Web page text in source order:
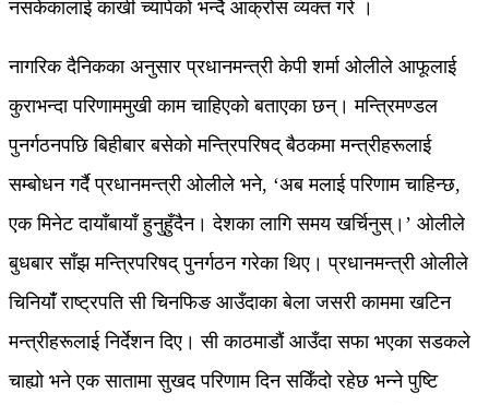
नसकेकालाई काखी च्यापेको भन्दै आक्रोस व्यक्त गरे ।
नागरिक दैनिकका अनुसार प्रधानमन्त्री केपी शर्मा ओलीले आफूलाई
कुराभन्दा परिणाममुखी काम चाहिएको बताएका छन्। मन्त्रिमण्डल
पुनर्गठनपछि बिहीबार बसेको मन्त्रिपरिषद् बैठकमा मन्त्रीहरूलाई
सम्बोधन गर्दै प्रधानमन्त्री ओलीले भने, ‘अब मलाई परिणाम चाहिन्छ,
एक मिनेट दायाँबायाँ हुनुहुँदैन। देशका लागि समय खर्चिनुस्।’ ओलीले
बुधबार साँझ मन्त्रिपरिषद् पुनर्गठन गरेका थिए। प्रधानमन्त्री ओलीले
चिनियाँं राष्ट्रपति सी चिनफिङ आउँदाका बेला जसरी काममा खटिन
मन्त्रीहरूलाई निर्देशन दिए। सी काठमाडौं आउँदा सफा भएका सडकले
चाह्यो भने एक सातामा सुखद परिणाम दिन सकिँदो रहेछ भन्ने पुष्टि